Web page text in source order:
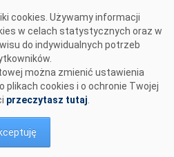
cookies. Używamy informacji
w celach statystycznych oraz w
do indywidualnych potrzeb
można zmienić ustawienia
plikach cookies i o ochronie Twojej
przeczytasz tutaj